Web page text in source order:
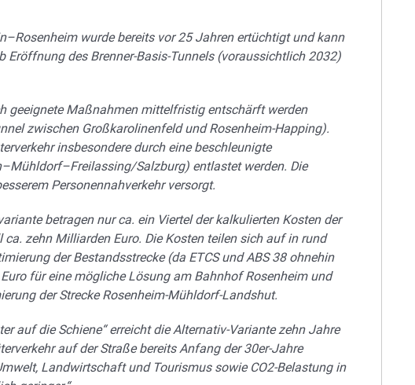
wurde bereits vor 25 Jahren ertüchtigt und kann
Eröffnung des Brenner-Basis-Tunnels (voraussichtlich 2032)
geeignete Maßnahmen mittelfristig entschärft werden
zwischen Großkarolinenfeld und Rosenheim-Happing).
insbesondere durch eine beschleunigte
Salzburg) entlastet werden. Die
Personennahverkehr versorgt.
betragen nur ca. ein Viertel der kalkulierten Kosten der
ca. zehn Milliarden Euro. Die Kosten teilen sich auf in rund
der Bestandsstrecke (da ETCS und ABS 38 ohnehin
für eine mögliche Lösung am Bahnhof Rosenheim und
der Strecke Rosenheim-Mühldorf-Landshut.
auf die Schiene“ erreicht die Alternativ-Variante zehn Jahre
auf der Straße bereits Anfang der 30er-Jahre
Landwirtschaft und Tourismus sowie CO2-Belastung in